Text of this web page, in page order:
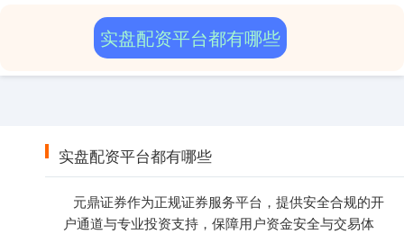
实盘配资平台都有哪些
元鼎证券作为正规证券服务平台，提供安全合规的开
户通道与专业投资支持，保障用户资金安全与交易体
实盘配资平台都有哪些